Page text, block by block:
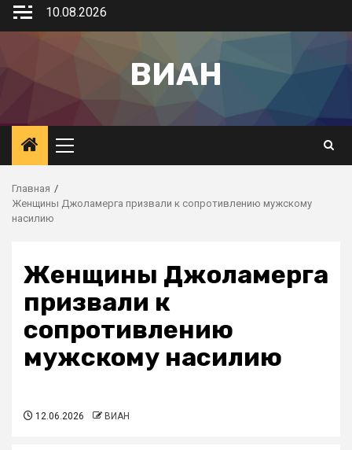
10.08.2026
ВИАН
Главная
Женщины Джоламерга призвали к сопротивлению мужскому
насилию
Женщины Джоламерга
призвали к
сопротивлению
мужскому насилию
12.06.2026 ВИАН